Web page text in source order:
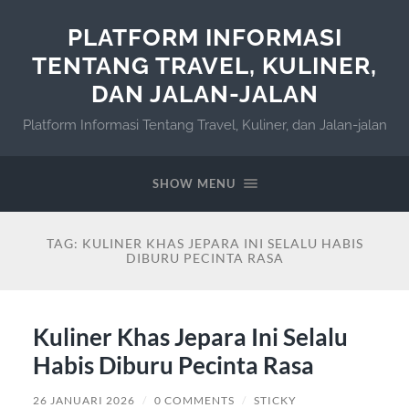
PLATFORM INFORMASI
TENTANG TRAVEL, KULINER,
DAN JALAN-JALAN
Platform Informasi Tentang Travel, Kuliner, dan Jalan-jalan
SHOW MENU
TAG: KULINER KHAS JEPARA INI SELALU HABIS
DIBURU PECINTA RASA
Kuliner Khas Jepara Ini Selalu
Habis Diburu Pecinta Rasa
26 JANUARI 2026 / 0 COMMENTS / STICKY